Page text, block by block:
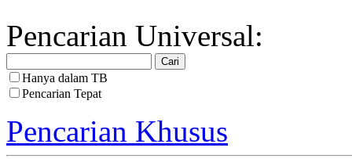
Pencarian Universal:
Hanya dalam TB
Pencarian Tepat
Pencarian Khusus